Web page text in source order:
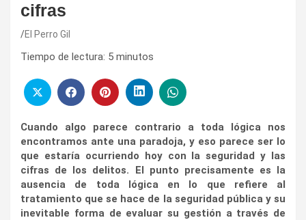
cifras
El Perro Gil
Tiempo de lectura: 5 minutos
Cuando algo parece contrario a toda lógica nos
encontramos ante una paradoja, y eso parece ser lo
que estaría ocurriendo hoy con la seguridad y las
cifras de los delitos. El punto precisamente es la
ausencia de toda lógica en lo que refiere al
tratamiento que se hace de la seguridad pública y su
inevitable forma de evaluar su gestión a través de